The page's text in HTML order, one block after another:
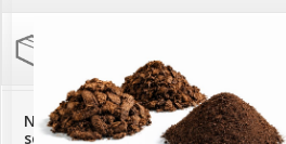
Palīglīdzekļi augu
Klientu Diena
Novatec - izcils mēslošanai arī
sezonas otrajā pusē!